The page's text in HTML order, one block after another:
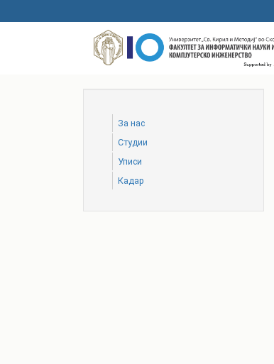
to
За нас
Студии
Уписи
Кадар